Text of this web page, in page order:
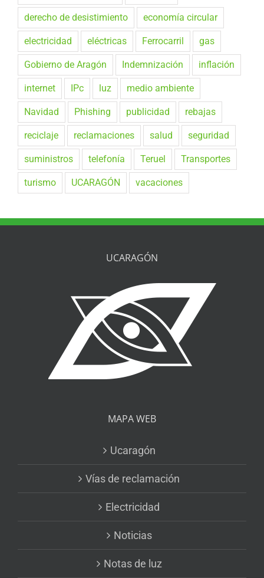
derecho de desistimiento economía circular
electricidad eléctricas Ferrocarril gas
Gobierno de Aragón Indemnización inflación
internet IPc luz medio ambiente
Navidad Phishing publicidad rebajas
reciclaje reclamaciones salud seguridad
suministros telefonía Teruel Transportes
turismo UCARAGÓN vacaciones
UCARAGÓN
MAPA WEB
Ucaragón
Vías de reclamación
Electricidad
Noticias
Notas de luz